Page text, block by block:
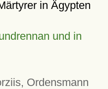
in Ägypten
und in
Ordensmann